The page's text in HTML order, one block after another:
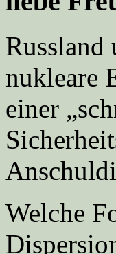
Russland
nukleare
einer
Welche